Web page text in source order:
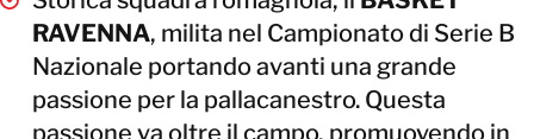
RAVENNA, milita nel Campionato di Serie B
Nazionale portando avanti una grande
passione per la pallacanestro. Questa